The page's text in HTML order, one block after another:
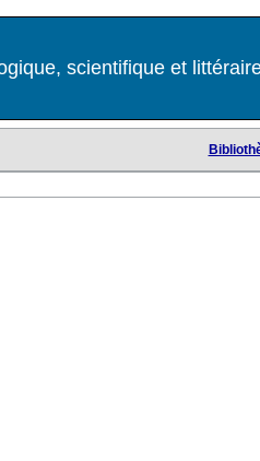
scientifique et